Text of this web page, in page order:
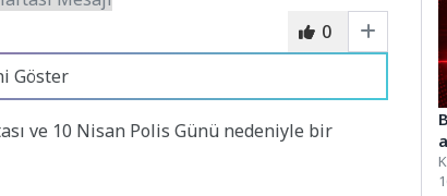
0
Göster
ve 10 Nisan Polis Günü nedeniyle bir